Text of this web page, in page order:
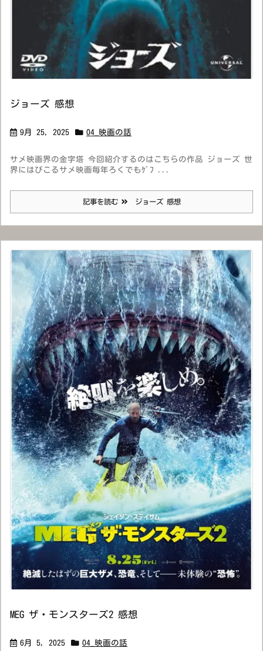
ジョーズ 感想
9月 25, 2025 04_映画の話
サメ映画界の金字塔 今回紹介するのはこちらの作品 ジョーズ 世
界にはびこるサメ映画毎年ろくでもｹﾞﾌ ...
記事を読む ジョーズ 感想
MEG ザ・モンスターズ2 感想
6月 5, 2025 04_映画の話